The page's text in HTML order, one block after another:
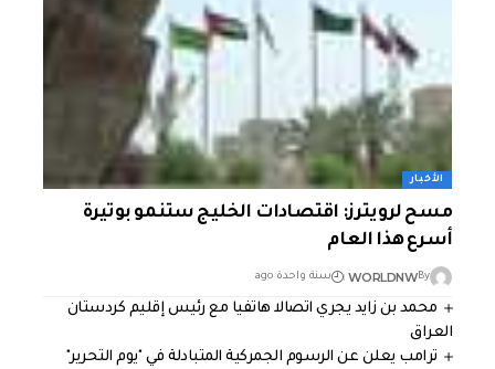
الأخبار
مسح لرويترز: اقتصادات الخليج ستنمو بوتيرة
أسرع هذا العام
By
WORLDNW سنة واحدة ago
محمد بن زايد يجري اتصالا هاتفيا مع رئيس إقليم كردستان
العراق
ترامب يعلن عن الرسوم الجمركية المتبادلة في "يوم التحرير"